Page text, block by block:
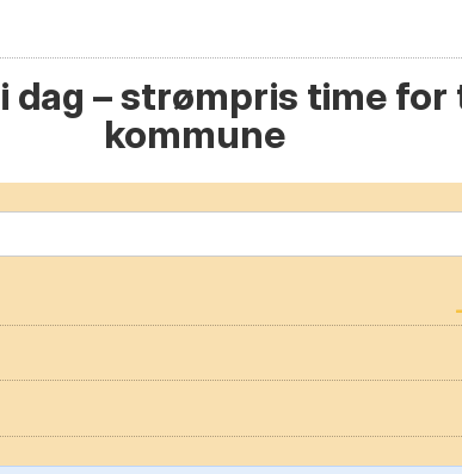
dag – strømpris time for
kommune